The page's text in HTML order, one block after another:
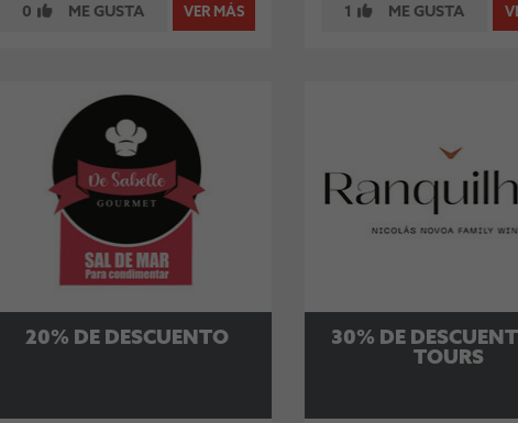
0 ME GUSTA VER MÁS 1 ME GUSTA
20% DE DESCUENTO
30% DE
TOURS